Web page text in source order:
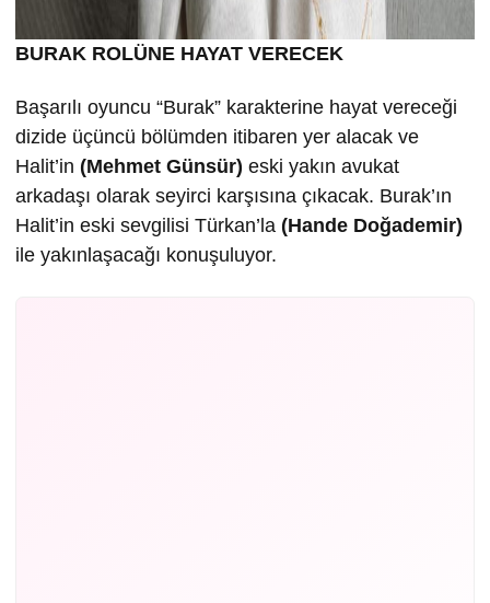
BURAK ROLÜNE HAYAT VERECEK
Başarılı oyuncu “Burak” karakterine hayat vereceği
dizide üçüncü bölümden itibaren yer alacak ve
Halit’in (Mehmet Günsür) eski yakın avukat
arkadaşı olarak seyirci karşısına çıkacak. Burak’ın
Halit’in eski sevgilisi Türkan’la (Hande Doğademir)
ile yakınlaşacağı konuşuluyor.